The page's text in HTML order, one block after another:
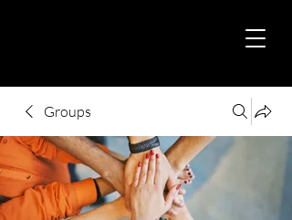
Groups